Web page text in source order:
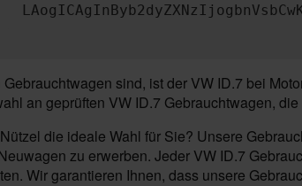
sind, ist der VW ID.7 bei
an geprüften VW ID.7 Gebrauchtwagen,
die ideale Wahl für Sie? Unsere
zu erwerben. Jeder VW ID.7
Wir garantieren Ihnen, dass unsere